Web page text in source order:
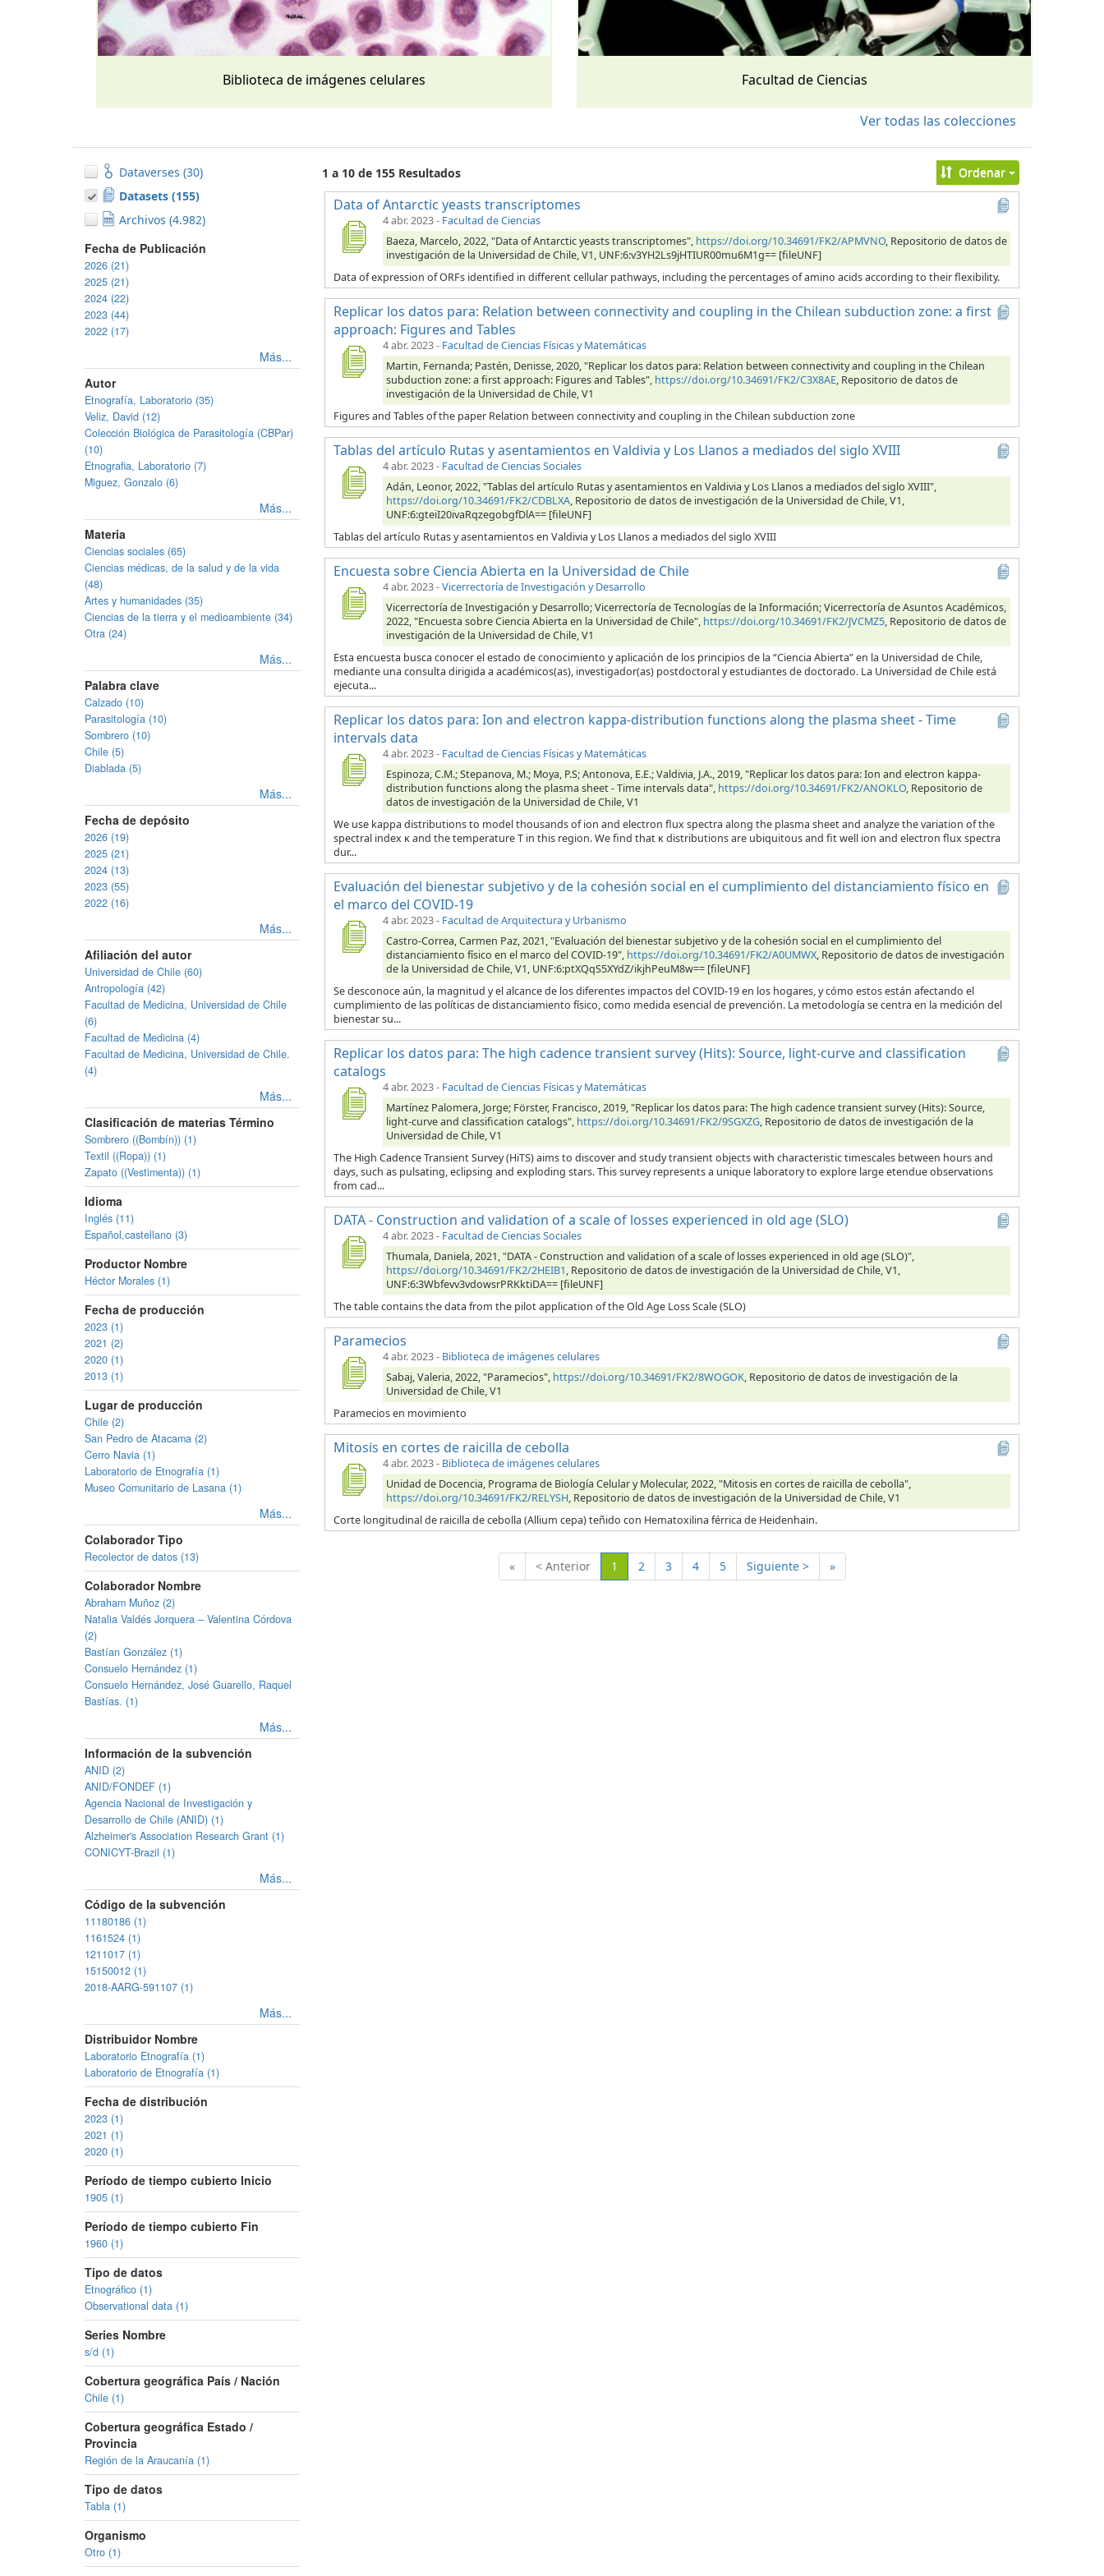
Biblioteca de imágenes celulares Facultad de Ciencias
Ver todas las colecciones
Dataverses (30)
Datasets (155)
Archivos (4.982)
Fecha de Publicación
2026 (21)
2025 (21)
2024 (22)
2023 (44)
2022 (17)
Más...
Autor
Etnografía, Laboratorio (35)
Veliz, David (12)
Colección Biológica de Parasitología (CBPar)
(10)
Etnografia, Laboratorio (7)
Miguez, Gonzalo (6)
Más...
Materia
Ciencias sociales (65)
Ciencias médicas, de la salud y de la vida
(48)
Artes y humanidades (35)
Ciencias de la tierra y el medioambiente (34)
Otra (24)
Más...
Palabra clave
Calzado (10)
Parasitología (10)
Sombrero (10)
Chile (5)
Diablada (5)
Más...
Fecha de depósito
2026 (19)
2025 (21)
2024 (13)
2023 (55)
2022 (16)
Más...
Afiliación del autor
Universidad de Chile (60)
Antropología (42)
Facultad de Medicina, Universidad de Chile
(6)
Facultad de Medicina (4)
Facultad de Medicina, Universidad de Chile.
(4)
Más...
Clasificación de materias Término
Sombrero ((Bombín)) (1)
Textil ((Ropa)) (1)
Zapato ((Vestimenta)) (1)
Idioma
Inglés (11)
Español,castellano (3)
Productor Nombre
Héctor Morales (1)
Fecha de producción
2023 (1)
2021 (2)
2020 (1)
2013 (1)
Lugar de producción
Chile (2)
San Pedro de Atacama (2)
Cerro Navia (1)
Laboratorio de Etnografía (1)
Museo Comunitario de Lasana (1)
Más...
Colaborador Tipo
Recolector de datos (13)
Colaborador Nombre
Abraham Muñoz (2)
Natalia Valdés Jorquera – Valentina Córdova
(2)
Bastían González (1)
Consuelo Hernández (1)
Consuelo Hernández, José Guarello, Raquel
Bastías. (1)
Más...
Información de la subvención
ANID (2)
ANID/FONDEF (1)
Agencia Nacional de Investigación y
Desarrollo de Chile (ANID) (1)
Alzheimer's Association Research Grant (1)
CONICYT-Brazil (1)
Más...
Código de la subvención
11180186 (1)
1161524 (1)
1211017 (1)
15150012 (1)
2018-AARG-591107 (1)
Más...
Distribuidor Nombre
Laboratorio Etnografía (1)
Laboratorio de Etnografía (1)
Fecha de distribución
2023 (1)
2021 (1)
2020 (1)
Período de tiempo cubierto Inicio
1905 (1)
Período de tiempo cubierto Fin
1960 (1)
Tipo de datos
Etnográfico (1)
Observational data (1)
Series Nombre
s/d (1)
Cobertura geográfica País / Nación
Chile (1)
Cobertura geográfica Estado /
Provincia
Región de la Araucanía (1)
Tipo de datos
Tabla (1)
Organismo
Otro (1)
1 a 10 de 155 Resultados Ordenar
Data of Antarctic yeasts transcriptomes
4 abr. 2023- Facultad de Ciencias
Baeza, Marcelo, 2022, "Data of Antarctic yeasts transcriptomes", https://doi.org/10.34691/FK2/APMVNO, Repositorio de datos de
investigación de la Universidad de Chile, V1, UNF:6:v3YH2Ls9jHTIUR00mu6M1g== [fileUNF]
Data of expression of ORFs identified in different cellular pathways, including the percentages of amino acids according to their flexibility.
Replicar los datos para: Relation between connectivity and coupling in the Chilean subduction zone: a first
approach: Figures and Tables
4 abr. 2023- Facultad de Ciencias Físicas y Matemáticas
Martin, Fernanda; Pastén, Denisse, 2020, "Replicar los datos para: Relation between connectivity and coupling in the Chilean
subduction zone: a first approach: Figures and Tables", https://doi.org/10.34691/FK2/C3X8AE, Repositorio de datos de
investigación de la Universidad de Chile, V1
Figures and Tables of the paper Relation between connectivity and coupling in the Chilean subduction zone
Tablas del artículo Rutas y asentamientos en Valdivia y Los Llanos a mediados del siglo XVIII
4 abr. 2023- Facultad de Ciencias Sociales
Adán, Leonor, 2022, "Tablas del artículo Rutas y asentamientos en Valdivia y Los Llanos a mediados del siglo XVIII",
https://doi.org/10.34691/FK2/CDBLXA, Repositorio de datos de investigación de la Universidad de Chile, V1,
UNF:6:gteiI20ivaRqzegobgfDlA== [fileUNF]
Tablas del artículo Rutas y asentamientos en Valdivia y Los Llanos a mediados del siglo XVIII
Encuesta sobre Ciencia Abierta en la Universidad de Chile
4 abr. 2023-Vicerrectoría de Investigación y Desarrollo
Vicerrectoría de Investigación y Desarrollo; Vicerrectoría de Tecnologías de la Información; Vicerrectoría de Asuntos Académicos,
2022, "Encuesta sobre Ciencia Abierta en la Universidad de Chile", https://doi.org/10.34691/FK2/JVCMZ5, Repositorio de datos de
investigación de la Universidad de Chile, V1
Esta encuesta busca conocer el estado de conocimiento y aplicación de los principios de la “Ciencia Abierta” en la Universidad de Chile,
mediante una consulta dirigida a académicos(as), investigador(as) postdoctoral y estudiantes de doctorado. La Universidad de Chile está
ejecuta...
Replicar los datos para: Ion and electron kappa-distribution functions along the plasma sheet - Time
intervals data
4 abr. 2023- Facultad de Ciencias Físicas y Matemáticas
Espinoza, C.M.; Stepanova, M.; Moya, P.S; Antonova, E.E.; Valdivia, J.A., 2019, "Replicar los datos para: Ion and electron kappa-
distribution functions along the plasma sheet - Time intervals data", https://doi.org/10.34691/FK2/ANOKLO, Repositorio de
datos de investigación de la Universidad de Chile, V1
We use kappa distributions to model thousands of ion and electron flux spectra along the plasma sheet and analyze the variation of the
spectral index κ and the temperature T in this region. We find that κ distributions are ubiquitous and fit well ion and electron flux spectra
dur...
Evaluación del bienestar subjetivo y de la cohesión social en el cumplimiento del distanciamiento físico en
el marco del COVID-19
4 abr. 2023- Facultad de Arquitectura y Urbanismo
Castro-Correa, Carmen Paz, 2021, "Evaluación del bienestar subjetivo y de la cohesión social en el cumplimiento del
distanciamiento físico en el marco del COVID-19", https://doi.org/10.34691/FK2/A0UMWX, Repositorio de datos de investigación
de la Universidad de Chile, V1, UNF:6:ptXQqS5XYdZ/ikjhPeuM8w== [fileUNF]
Se desconoce aún, la magnitud y el alcance de los diferentes impactos del COVID-19 en los hogares, y cómo estos están afectando el
cumplimiento de las políticas de distanciamiento físico, como medida esencial de prevención. La metodología se centra en la medición del
bienestar su...
Replicar los datos para: The high cadence transient survey (Hits): Source, light-curve and classification
catalogs
4 abr. 2023- Facultad de Ciencias Físicas y Matemáticas
Martínez Palomera, Jorge; Förster, Francisco, 2019, "Replicar los datos para: The high cadence transient survey (Hits): Source,
light-curve and classification catalogs", https://doi.org/10.34691/FK2/9SGXZG, Repositorio de datos de investigación de la
Universidad de Chile, V1
The High Cadence Transient Survey (HiTS) aims to discover and study transient objects with characteristic timescales between hours and
days, such as pulsating, eclipsing and exploding stars. This survey represents a unique laboratory to explore large etendue observations
from cad...
DATA - Construction and validation of a scale of losses experienced in old age (SLO)
4 abr. 2023- Facultad de Ciencias Sociales
Thumala, Daniela, 2021, "DATA - Construction and validation of a scale of losses experienced in old age (SLO)",
https://doi.org/10.34691/FK2/2HEIB1, Repositorio de datos de investigación de la Universidad de Chile, V1,
UNF:6:3Wbfevv3vdowsrPRKktiDA== [fileUNF]
The table contains the data from the pilot application of the Old Age Loss Scale (SLO)
Paramecios
4 abr. 2023- Biblioteca de imágenes celulares
Sabaj, Valeria, 2022, "Paramecios", https://doi.org/10.34691/FK2/8WOGOK, Repositorio de datos de investigación de la
Universidad de Chile, V1
Paramecios en movimiento
Mitosis en cortes de raicilla de cebolla
4 abr. 2023- Biblioteca de imágenes celulares
Unidad de Docencia, Programa de Biología Celular y Molecular, 2022, "Mitosis en cortes de raicilla de cebolla",
https://doi.org/10.34691/FK2/RELYSH, Repositorio de datos de investigación de la Universidad de Chile, V1
Corte longitudinal de raicilla de cebolla (Allium cepa) teñido con Hematoxilina férrica de Heidenhain.
« < Anterior 1 (Actual)
2 3 4 5 Siguiente > »